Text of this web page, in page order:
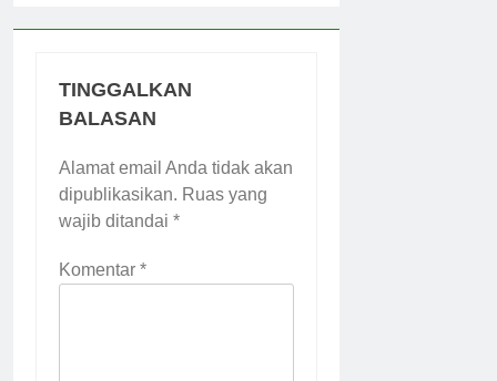
TINGGALKAN
BALASAN
Alamat email Anda tidak akan
dipublikasikan. Ruas yang
wajib ditandai *
Komentar *